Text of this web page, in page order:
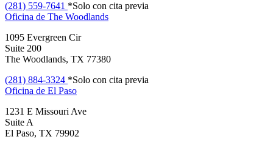
(281) 559-7641 *Solo con cita previa
Oficina de The Woodlands
1095 Evergreen Cir
Suite 200
The Woodlands, TX 77380
(281) 884-3324 *Solo con cita previa
Oficina de El Paso
1231 E Missouri Ave
Suite A
El Paso, TX 79902